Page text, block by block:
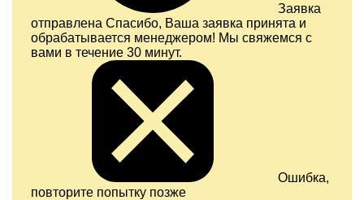
Заявка
отправлена Спасибо, Ваша заявка принята и
обрабатывается менеджером! Мы свяжемся с
вами в течение 30 минут.
Ошибка,
повторите попытку позже